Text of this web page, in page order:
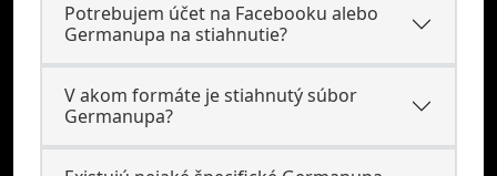
Potrebujem účet na Facebooku alebo
Germanupa na stiahnutie?
V akom formáte je stiahnutý súbor
Germanupa?